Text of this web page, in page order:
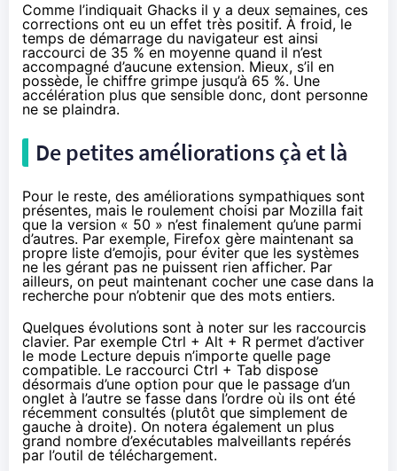
Comme l’indiquait Ghacks il y a deux semaines, ces
corrections ont eu un effet très positif. À froid, le
temps de démarrage du navigateur est ainsi
raccourci de 35 % en moyenne quand il n’est
accompagné d’aucune extension. Mieux, s’il en
possède, le chiffre grimpe jusqu’à 65 %. Une
accélération plus que sensible donc, dont personne
ne se plaindra.
De petites améliorations çà et là
Pour le reste, des améliorations sympathiques sont
présentes, mais le roulement choisi par Mozilla fait
que la version « 50 » n’est finalement qu’une parmi
d’autres. Par exemple, Firefox gère maintenant sa
propre liste d’emojis, pour éviter que les systèmes
ne les gérant pas ne puissent rien afficher. Par
ailleurs, on peut maintenant cocher une case dans la
recherche pour n’obtenir que des mots entiers.
Quelques évolutions sont à noter sur les raccourcis
clavier. Par exemple Ctrl + Alt + R permet d’activer
le mode Lecture depuis n’importe quelle page
compatible. Le raccourci Ctrl + Tab dispose
désormais d’une option pour que le passage d’un
onglet à l’autre se fasse dans l’ordre où ils ont été
récemment consultés (plutôt que simplement de
gauche à droite). On notera également un plus
grand nombre d’exécutables malveillants repérés
par l’outil de téléchargement.